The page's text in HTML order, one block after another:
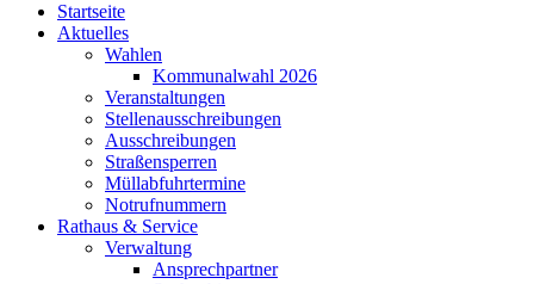
Startseite
Aktuelles
Wahlen
Kommunalwahl 2026
Veranstaltungen
Stellenausschreibungen
Ausschreibungen
Straßensperren
Müllabfuhrtermine
Notrufnummern
Rathaus & Service
Verwaltung
Ansprechpartner